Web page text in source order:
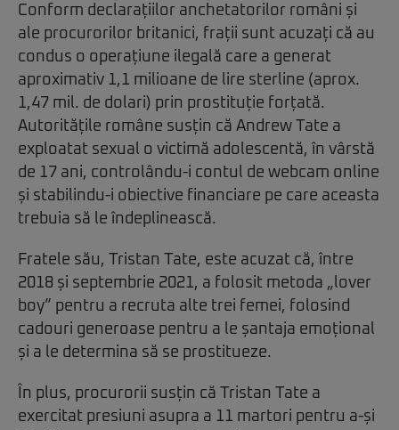
Conform declarațiilor anchetatorilor români și
ale procurorilor britanici, frații sunt acuzați că au
condus o operațiune ilegală care a generat
aproximativ 1,1 milioane de lire sterline (aprox.
1,47 mil. de dolari) prin prostituție forțată.
Autoritățile române susțin că Andrew Tate a
exploatat sexual o victimă adolescentă, în vârstă
de 17 ani, controlându-i contul de webcam online
și stabilindu-i obiective financiare pe care aceasta
trebuia să le îndeplinească.
Fratele său, Tristan Tate, este acuzat că, între
2018 și septembrie 2021, a folosit metoda „lover
boy” pentru a recruta alte trei femei, folosind
cadouri generoase pentru a le șantaja emoțional
și a le determina să se prostitueze.
În plus, procurorii susțin că Tristan Tate a
exercitat presiuni asupra a 11 martori pentru a-și